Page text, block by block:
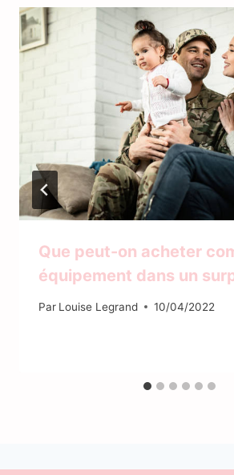
Que peut-on acheter
équipement dans un
Par Louise Legrand 10/04/2022